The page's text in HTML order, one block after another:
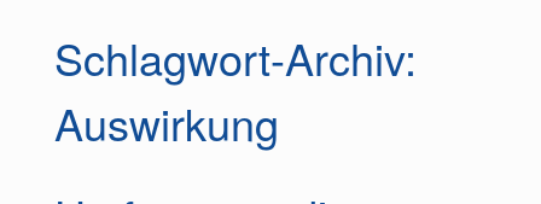
Schlagwort-Archiv:
Auswirkung